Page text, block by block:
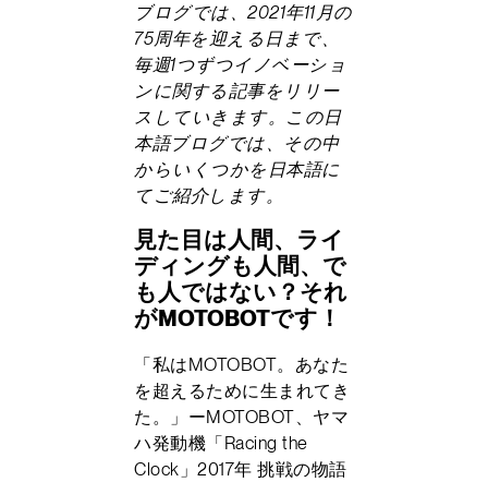
ブログでは、2021年11月の
75周年を迎える日まで、
毎週1つずつイノベーショ
ンに関する記事をリリー
スしていきます。この日
本語ブログでは、その中
からいくつかを日本語に
てご紹介します。
見た目は人間、ライ
ディングも人間、で
も人ではない？それ
がMOTOBOTです！
「私はMOTOBOT。あなた
を超えるために生まれてき
た。」ーMOTOBOT、ヤマ
ハ発動機「Racing the
Clock」2017年 挑戦の物語